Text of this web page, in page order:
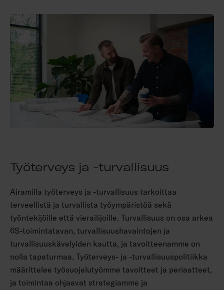
Työterveys ja -turvallisuus
Airamilla työterveys ja -turvallisuus tarkoittaa
terveellistä ja turvallista työympäristöä sekä
työntekijöille että vierailijoille. Turvallisuus on osa arkea
6S-toimintatavan, turvallisuushavaintojen ja
turvallisuuskävelyiden kautta, ja tavoitteenamme on
nolla tapaturmaa. Työterveys- ja -turvallisuuspolitiikka
määrittelee työsuojelutyömme tavoitteet ja periaatteet,
ja toimintaa ohjaavat strategiamme ja